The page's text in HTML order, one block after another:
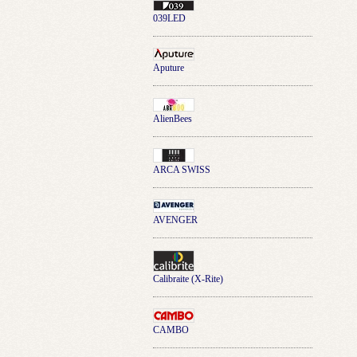
039LED
Aputure
AlienBees
ARCA SWISS
AVENGER
Calibraite (X-Rite)
CAMBO